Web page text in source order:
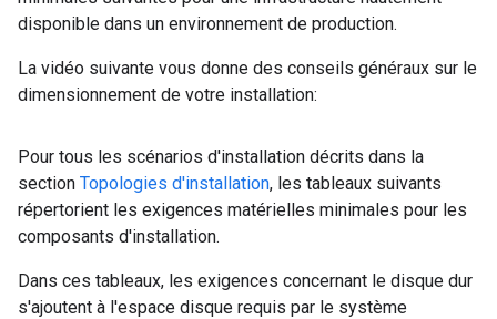
disponible dans un environnement de production.
La vidéo suivante vous donne des conseils généraux sur le
dimensionnement de votre installation:
Pour tous les scénarios d'installation décrits dans la
section Topologies d'installation, les tableaux suivants
répertorient les exigences matérielles minimales pour les
composants d'installation.
Dans ces tableaux, les exigences concernant le disque dur
s'ajoutent à l'espace disque requis par le système